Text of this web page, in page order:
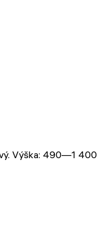
Výška: 490—1 400